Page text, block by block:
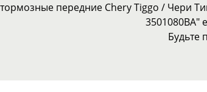
передние Chery Tiggo / Чери
3501080BA"
Будьте